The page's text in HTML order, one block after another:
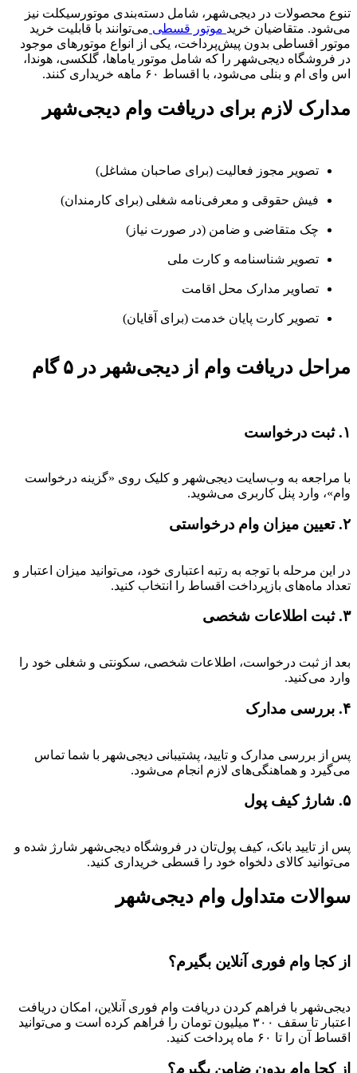
تنوع محصولات در دیجی‌شهر، شامل دسته‌بندی موتورسیکلت نیز
می‌شود. متقاضیان خرید موتور قسطی می‌توانند با قابلیت خرید
موتور اقساطی بدون پیش‌پرداخت، یکی از انواع موتورهای موجود
در فروشگاه دیجی‌شهر را که شامل موتور یاماها، گلکسی، هوندا،
اس وای ام و بنلی می‌شود، با اقساط ۶۰ ماهه خریداری کنند.
مدارک لازم برای دریافت وام دیجی‌شهر
تصویر مجوز فعالیت (برای صاحبان مشاغل)
فیش حقوقی و معرفی‌نامه شغلی (برای کارمندان)
چک متقاضی و ضامن (در صورت نیاز)
تصویر شناسنامه و کارت ملی
تصاویر مدارک محل اقامت
تصویر کارت پایان خدمت (برای آقایان)
مراحل دریافت وام از دیجی‌شهر در ۵ گام
۱. ثبت درخواست
با مراجعه به وب‌سایت دیجی‌شهر و کلیک روی «گزینه درخواست
وام»، وارد پنل کاربری می‌شوید.
۲. تعیین میزان وام درخواستی
در این مرحله با توجه به رتبه اعتباری خود، می‌توانید میزان اعتبار و
تعداد ماه‌های بازپرداخت اقساط را انتخاب کنید.
۳. ثبت اطلاعات شخصی
بعد از ثبت درخواست، اطلاعات شخصی، سکونتی و شغلی خود را
وارد می‌کنید.
۴. بررسی مدارک
پس از بررسی مدارک و تایید، پشتیبانی دیجی‌شهر با شما تماس
می‌گیرد و هماهنگی‌های لازم انجام می‌شود.
۵. شارژ کیف پول
پس از تایید بانک، کیف پول‌تان در فروشگاه دیجی‌شهر شارژ شده و
می‌توانید کالای دلخواه خود را قسطی خریداری کنید.
سوالات متداول وام دیجی‌شهر
از کجا وام فوری آنلاین بگیرم؟
دیجی‌شهر با فراهم کردن دریافت وام فوری آنلاین، امکان دریافت
اعتبار تا سقف ۳۰۰ میلیون تومان را فراهم کرده است و می‌توانید
اقساط آن را تا ۶۰ ماه پرداخت کنید.
از کجا وام بدون ضامن بگیرم؟